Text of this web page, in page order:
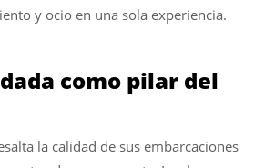
y ocio en una sola experiencia.
como pilar del
la calidad de sus embarcaciones